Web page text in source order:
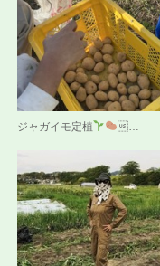
ジャガイモ定植 …